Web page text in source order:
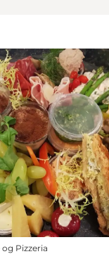
og Pizzeria